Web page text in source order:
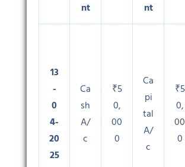
nt
nt
13
-
0
4-
20
25
Ca
sh
A/
c
₹5
0,
00
0
Ca
pi
tal
A/
c
₹5
0,
00
0